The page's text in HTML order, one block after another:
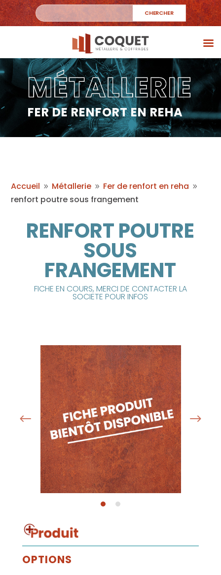
FER DE RENFORT EN REHA
Accueil 9 Métallerie 9 Fer de renfort en reha 9
renfort poutre sous frangement
RENFORT POUTRE
SOUS
FRANGEMENT
FICHE EN COURS, MERCI DE CONTACTER LA
SOCIETE POUR INFOS
OPTIONS